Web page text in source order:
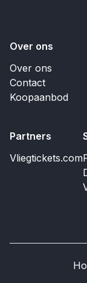
Over ons
Over ons
Contact
Koopaanbod
Partners
Vliegtickets.com